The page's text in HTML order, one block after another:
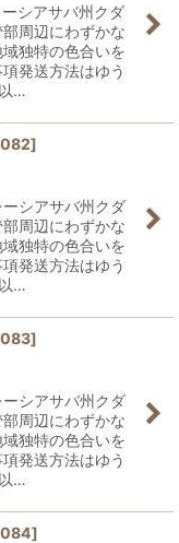
シアサバ州クダ
周辺にわずかな
独特の色合いを
発送方法はゆう
…
]
シアサバ州クダ
周辺にわずかな
独特の色合いを
発送方法はゆう
…
]
シアサバ州クダ
周辺にわずかな
独特の色合いを
発送方法はゆう
…
]